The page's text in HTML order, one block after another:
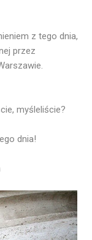
z tego dnia,
przez
myśleliście?
dnia!